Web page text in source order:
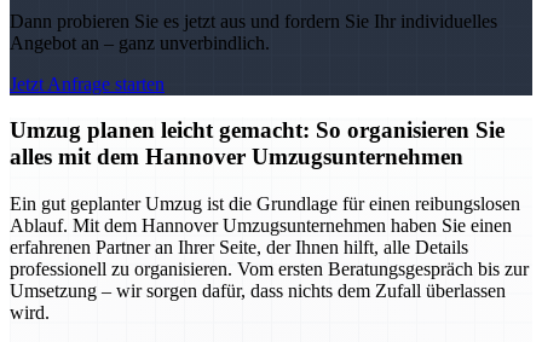
Dann probieren Sie es jetzt aus und fordern Sie Ihr individuelles
Angebot an – ganz unverbindlich.
Jetzt Anfrage starten
Umzug planen leicht gemacht: So organisieren Sie
alles mit dem Hannover Umzugsunternehmen
Ein gut geplanter Umzug ist die Grundlage für einen reibungslosen
Ablauf. Mit dem Hannover Umzugsunternehmen haben Sie einen
erfahrenen Partner an Ihrer Seite, der Ihnen hilft, alle Details
professionell zu organisieren. Vom ersten Beratungsgespräch bis zur
Umsetzung – wir sorgen dafür, dass nichts dem Zufall überlassen
wird.